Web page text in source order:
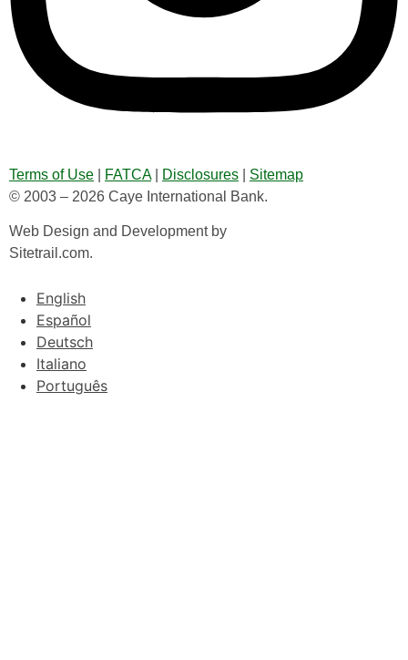
Terms of Use FATCA| Disclosures
Sitemap
© 2003 – 2026 Caye International Bank.
Web Design and Development by
Sitetrail.com.
English
Español
Deutsch
Italiano
Português